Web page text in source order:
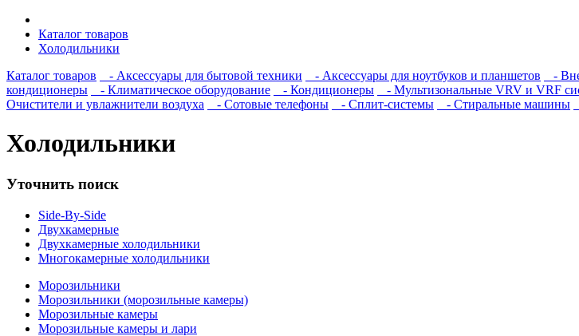
Каталог товаров
Холодильники
Каталог товаров
- Аксессуары для бытовой техники - Аксессуары для ноутбуков и планшетов -
кондиционеры
- Климатическое оборудование - Кондиционеры - Мультизональные VRV и VRF
Очистители и увлажнители воздуха
- Сотовые телефоны - Сплит-системы - Стиральные машины
Холодильники
Уточнить поиск
Side-By-Side
Двухкамерные
Двухкамерные холодильники
Многокамерные холодильники
Морозильники
Морозильники (морозильные камеры)
Морозильные камеры
Морозильные камеры и лари